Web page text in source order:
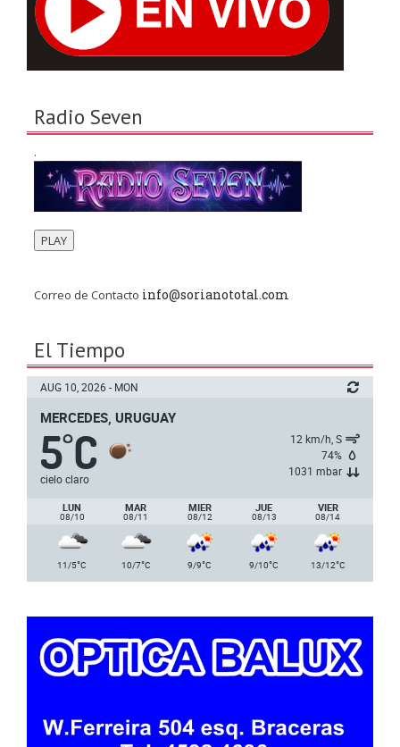
Radio Seven
.
PLAY
Correo de Contacto info@sorianototal.com
El Tiempo
AUG 10, 2026 - MON
MERCEDES, URUGUAY
5°C
cielo claro
12 km/h, S
74%
1031 mbar
LUN
08/10
MAR
08/11
MIER
08/12
JUE
08/13
VIER
08/14
11/5°C 10/7°C 9/9°C 9/10°C 13/12°C